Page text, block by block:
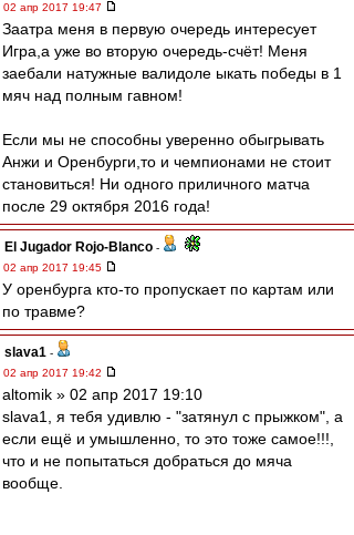
02 апр 2017 19:47
Заатра меня в первую очередь интересует
Игра,а уже во вторую очередь-счёт! Меня
заебали натужные валидоле ыкать победы в 1
мяч над полным гавном!
Если мы не способны уверенно обыгрывать
Анжи и Оренбурги,то и чемпионами не стоит
становиться! Ни одного приличного матча
после 29 октября 2016 года!
El Jugador Rojo-Blanco -
02 апр 2017 19:45
У оренбурга кто-то пропускает по картам или
по травме?
slava1 -
02 апр 2017 19:42
altomik » 02 апр 2017 19:10
slava1, я тебя удивлю - "затянул с прыжком", а
если ещё и умышленно, то это тоже самое!!!,
что и не попытаться добраться до мяча
вообще.